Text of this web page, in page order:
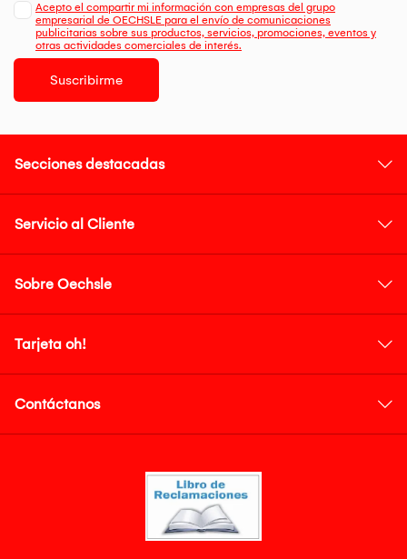
Acepto el compartir mi información con empresas del grupo
empresarial de OECHSLE para el envío de comunicaciones
publicitarias sobre sus productos, servicios, promociones, eventos y
otras actividades comerciales de interés.
Suscribirme
Secciones destacadas
Servicio al Cliente
Sobre Oechsle
Tarjeta oh!
Contáctanos